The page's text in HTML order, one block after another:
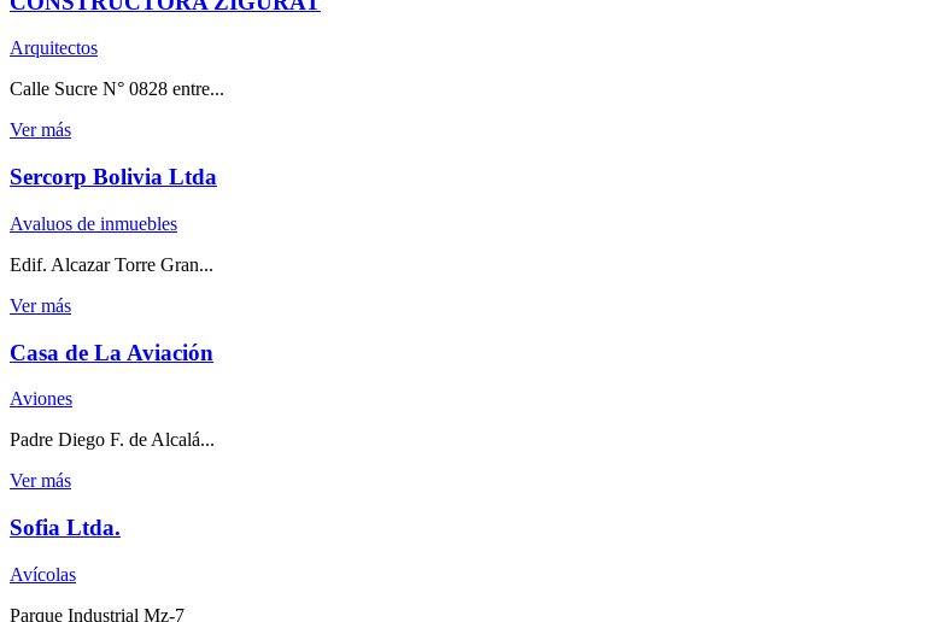
Arquitectos
Calle Sucre N° 0828 entre...
Ver más
Sercorp Bolivia Ltda
Avaluos de inmuebles
Edif. Alcazar Torre Gran...
Ver más
Casa de La Aviación
Aviones
Padre Diego F. de Alcalá...
Ver más
Sofia Ltda.
Avícolas
Parque Industrial Mz-7